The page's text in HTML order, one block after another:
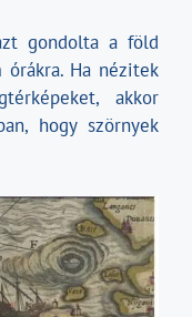
gondolta a föld
Ha nézitek
akkor
hogy szörnyek